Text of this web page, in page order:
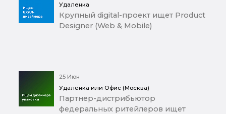
Удаленка
Крупный digital-проект ищет Product
Designer (Web & Mobile)
25 Июн
Удаленка или Офис (Москва)
Партнер-дистрибьютор
федеральных ритейлеров ищет